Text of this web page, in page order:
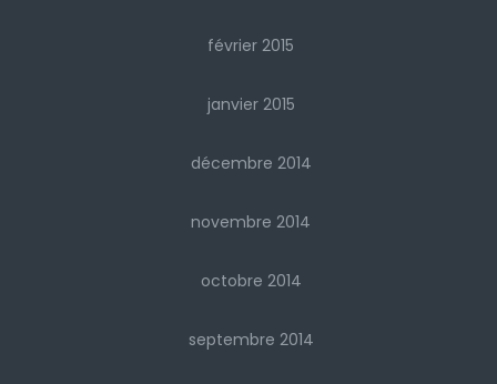
février 2015
janvier 2015
décembre 2014
novembre 2014
octobre 2014
septembre 2014